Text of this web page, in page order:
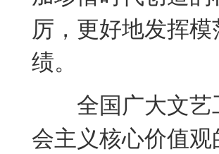
厉，更好地发挥
绩。
全国广大文艺工
会主义核心价值观